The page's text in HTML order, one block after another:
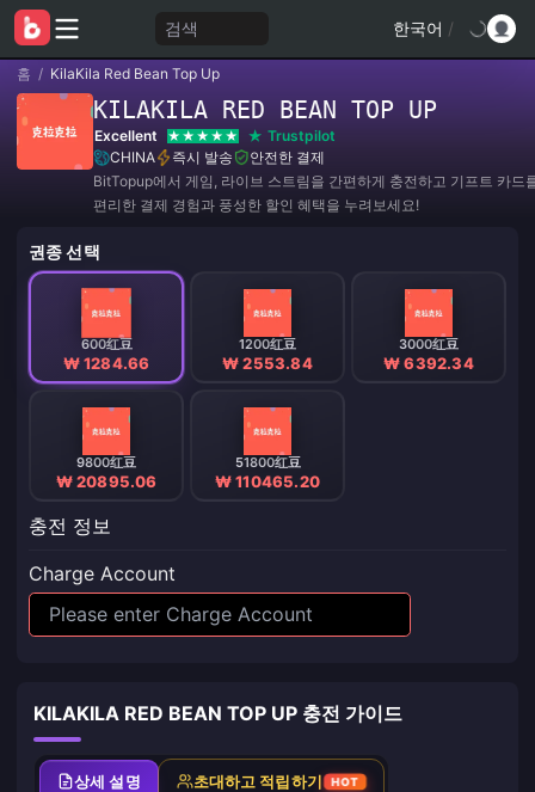
검색 한국어 /
홈 / KilaKila Red Bean Top Up
KILAKILA RED BEAN TOP UP
Excellent
Trustpilot
CHINA
즉시 발송
안전한 결제
BitTopup에서 게임, 라이브 스트림을 간편하게 충전하고 기프트 카드
편리한 결제 경험과 풍성한 할인 혜택을 누려보세요!
권종 선택
600红豆
₩ 1284.66
1200红豆
₩ 2553.84
3000红豆
₩ 6392.34
9800红豆
₩ 20895.06
51800红豆
₩ 110465.20
충전 정보
Charge Account
KILAKILA RED BEAN TOP UP 충전 가이드
상세 설명 초대하고 적립하기 HOT